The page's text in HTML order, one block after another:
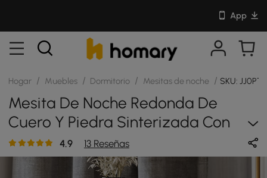
App
Hogar / Muebles / Dormitorio / Mesitas de noche / SKU:
Mesita De Noche Redonda De
Cuero Y Piedra Sinterizada Con
Tapa De Cristal
4.9 13 Reseñas